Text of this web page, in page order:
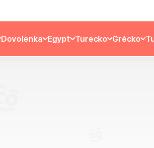
Dovolenka Egypt Turecko Grécko